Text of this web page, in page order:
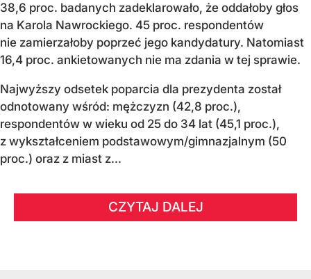
38,6 proc. badanych zadeklarowało, że oddałoby głos
na Karola Nawrockiego. 45 proc. respondentów
nie zamierzałoby poprzeć jego kandydatury. Natomiast
16,4 proc. ankietowanych nie ma zdania w tej sprawie.
Najwyższy odsetek poparcia dla prezydenta został
odnotowany wśród: mężczyzn (42,8 proc.),
respondentów w wieku od 25 do 34 lat (45,1 proc.),
z wykształceniem podstawowym/gimnazjalnym (50
proc.) oraz z miast z...
CZYTAJ DALEJ